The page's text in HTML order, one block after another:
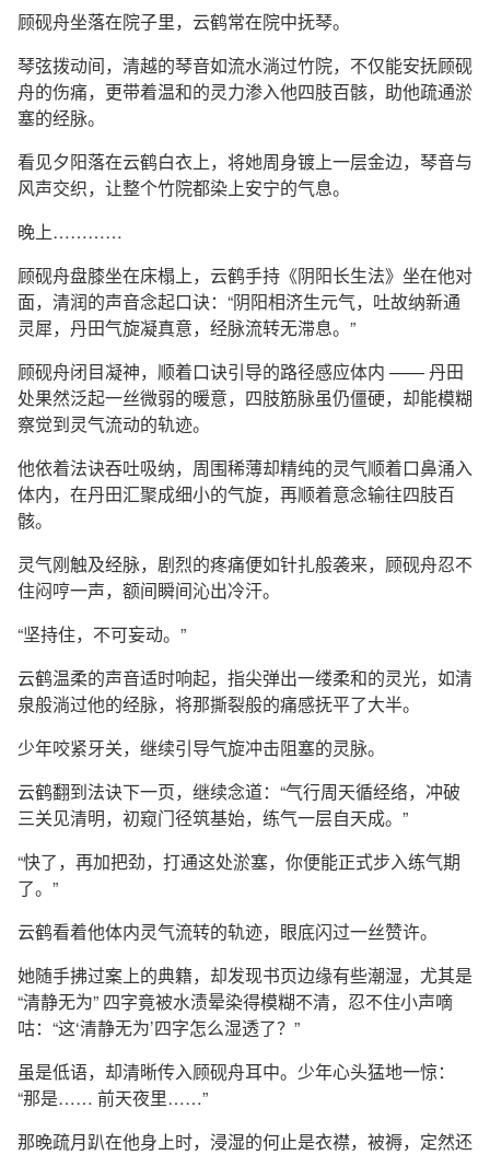
顾砚舟坐落在院子里，云鹤常在院中抚琴。
琴弦拨动间，清越的琴音如流水淌过竹院，不仅能安抚顾砚
舟的伤痛，更带着温和的灵力渗入他四肢百骸，助他疏通淤
塞的经脉。
看见夕阳落在云鹤白衣上，将她周身镀上一层金边，琴音与
风声交织，让整个竹院都染上安宁的气息。
晚上…………
顾砚舟盘膝坐在床榻上，云鹤手持《阴阳长生法》坐在他对
面，清润的声音念起口诀：“阴阳相济生元气，吐故纳新通
灵犀，丹田气旋凝真意，经脉流转无滞息。”
顾砚舟闭目凝神，顺着口诀引导的路径感应体内 —— 丹田
处果然泛起一丝微弱的暖意，四肢筋脉虽仍僵硬，却能模糊
察觉到灵气流动的轨迹。
他依着法诀吞吐吸纳，周围稀薄却精纯的灵气顺着口鼻涌入
体内，在丹田汇聚成细小的气旋，再顺着意念输往四肢百
骸。
灵气刚触及经脉，剧烈的疼痛便如针扎般袭来，顾砚舟忍不
住闷哼一声，额间瞬间沁出冷汗。
“坚持住，不可妄动。”
云鹤温柔的声音适时响起，指尖弹出一缕柔和的灵光，如清
泉般淌过他的经脉，将那撕裂般的痛感抚平了大半。
少年咬紧牙关，继续引导气旋冲击阻塞的灵脉。
云鹤翻到法诀下一页，继续念道：“气行周天循经络，冲破
三关见清明，初窥门径筑基始，练气一层自天成。”
“快了，再加把劲，打通这处淤塞，你便能正式步入练气期
了。”
云鹤看着他体内灵气流转的轨迹，眼底闪过一丝赞许。
她随手拂过案上的典籍，却发现书页边缘有些潮湿，尤其是
“清静无为” 四字竟被水渍晕染得模糊不清，忍不住小声嘀
咕：“这‘清静无为’四字怎么湿透了？”
虽是低语，却清晰传入顾砚舟耳中。少年心头猛地一惊：
“那是…… 前天夜里……”
那晚疏月趴在他身上时，浸湿的何止是衣襟，被褥，定然还